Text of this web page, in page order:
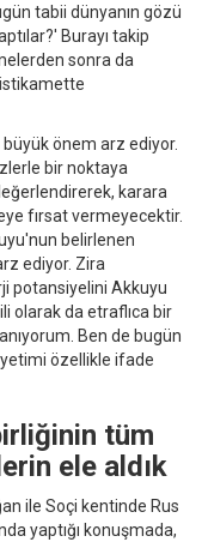
tabii dünyanın gözü
Burayı takip
sonra da
önem arz ediyor.
bir noktaya
karara
fırsat vermeyecektir.
belirlenen
ediyor. Zira
potansiyelini Akkuyu
olarak da etraflıca bir
Ben de bugün
özellikle ifade
tüm
ele aldık
ile Soçi kentinde Rus
yaptığı konuşmada,